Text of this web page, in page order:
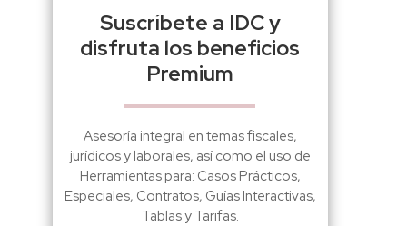
Suscríbete a IDC y
disfruta los beneficios
Premium
Asesoría integral en temas fiscales,
jurídicos y laborales, así como el uso de
Herramientas para: Casos Prácticos,
Especiales, Contratos, Guías Interactivas,
Tablas y Tarifas.